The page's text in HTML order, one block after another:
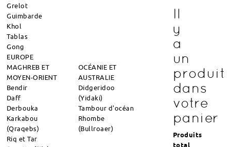
Grelot
Guimbarde
Khol
Tablas
Gong
EUROPE
MAGHREB ET
MOYEN-ORIENT
OCÉANIE ET
AUSTRALIE
Bendir
Daff
Derbouka
Karkabou
(Qraqebs)
Riq et Tar
Didgeridoo
(Yidaki)
Tambour d'océan
Rhombe
(Bullroaer)
Il
y
a
un
produit
dans
votre
panier
Produits
total